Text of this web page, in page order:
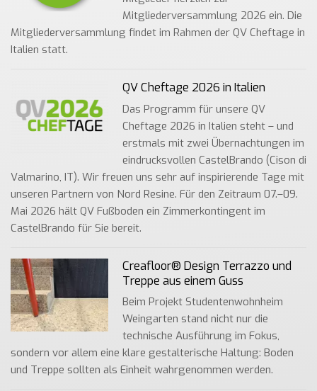
Mitgliederversammlung 2026 ein. Die
Mitgliederversammlung findet im Rahmen der QV Cheftage in
Italien statt.
QV Cheftage 2026 in Italien
Das Programm für unsere QV
Cheftage 2026 in Italien steht – und
erstmals mit zwei Übernachtungen im
eindrucksvollen CastelBrando (Cison di
Valmarino, IT). Wir freuen uns sehr auf inspirierende Tage mit
unseren Partnern von Nord Resine. Für den Zeitraum 07.–09.
Mai 2026 hält QV Fußboden ein Zimmerkontingent im
CastelBrando für Sie bereit.
Creafloor® Design Terrazzo und
Treppe aus einem Guss
Beim Projekt Studentenwohnheim
Weingarten stand nicht nur die
technische Ausführung im Fokus,
sondern vor allem eine klare gestalterische Haltung: Boden
und Treppe sollten als Einheit wahrgenommen werden.